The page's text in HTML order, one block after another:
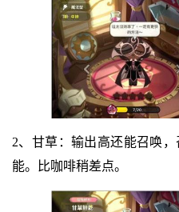
2、甘草：输出高还能召唤
能。比咖啡稍差点。